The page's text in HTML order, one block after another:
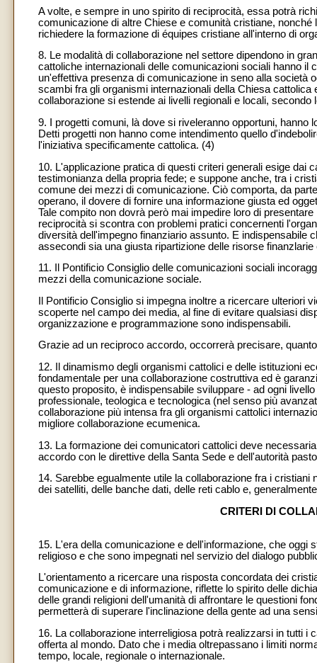
A volte, e sempre in uno spirito di reciprocità, essa potrà
comunicazione di altre Chiese e comunità cristiane,
richiedere la formazione di équipes cristiane all'interno di
8. Le modalità di collaborazione nel settore dipendono in
cattoliche internazionali delle comunicazioni sociali hanno il
un'effettiva presenza di comunicazione in seno alla società
scambi fra gli organismi internazionali della Chiesa
collaborazione si estende ai livelli regionali e locali,
9. I progetti comuni, là dove si riveleranno opportuni,
Detti progetti non hanno come intendimento quello
l'iniziativa specificamente cattolica. (4)
10. L'applicazione pratica di questi criteri generali esige dai
testimonianza della propria fede; e suppone anche, tra i
comune dei mezzi di comunicazione. Ciò comporta, da
operano, il dovere di fornire una informazione giusta ed
Tale compito non dovrà però mai impedire loro di
reciprocità si scontra con problemi pratici concernenti
diversità dell'impegno finanziario assunto. E indispensabile
assecondi sia una giusta ripartizione delle risorse
11. Il Pontificio Consiglio delle comunicazioni sociali
mezzi della comunicazione sociale.
Il Pontificio Consiglio si impegna inoltre a ricercare ulteriori
scoperte nel campo dei media, al fine di evitare qualsiasi
organizzazione e programmazione sono indispensabili.
Grazie ad un reciproco accordo, occorrerà precisare,
12. Il dinamismo degli organismi cattolici e delle istituzioni
fondamentale per una collaborazione costruttiva ed è
questo proposito, è indispensabile sviluppare - ad ogni
professionale, teologica e tecnologica (nel senso più
collaborazione più intensa fra gli organismi cattolici
migliore collaborazione ecumenica.
13. La formazione dei comunicatori cattolici deve
accordo con le direttive della Santa Sede e dell'autorità
14. Sarebbe egualmente utile la collaborazione fra i
dei satelliti, delle banche dati, delle reti cablo e,
CRITERI DI
15. L'era della comunicazione e dell'informazione, che oggi
religioso e che sono impegnati nel servizio del dialogo
L'orientamento a ricercare una risposta concordata dei
comunicazione e di informazione, riflette lo spirito delle
delle grandi religioni dell'umanità di affrontare le questioni
permetterà di superare l'inclinazione della gente ad una
16. La collaborazione interreligiosa potrà realizzarsi in tutti
offerta al mondo. Dato che i media oltrepassano i limiti
tempo, locale, regionale o internazionale.